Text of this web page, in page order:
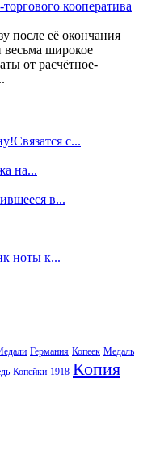
после её окончания
широкое
от расчётное-
с...
на...
в...
ноты к...
Германия Копеек Медаль
Копейки 1918 Копия